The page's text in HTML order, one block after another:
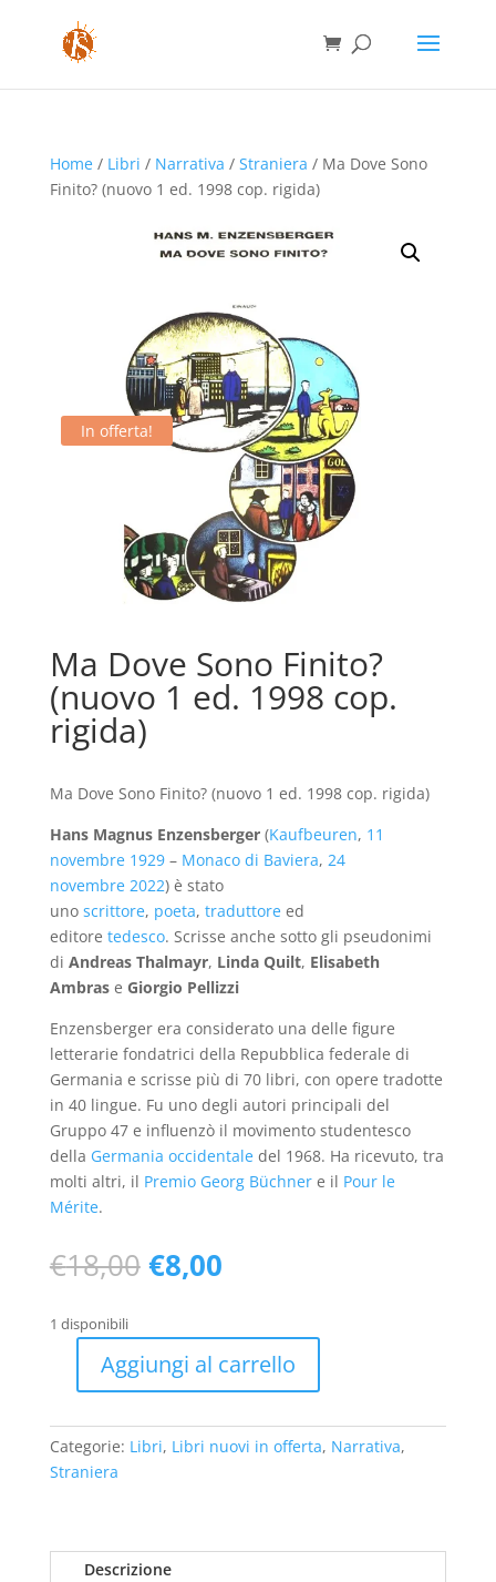
Home/ Libri / Narrativa / Straniera / Ma Dove Sono
Finito? (nuovo 1 ed. 1998 cop. rigida)
In offerta!
Ma Dove Sono Finito?
(nuovo 1 ed. 1998 cop.
rigida)
Ma Dove Sono Finito? (nuovo 1 ed. 1998 cop. rigida)
Hans Magnus Enzensberger(Kaufbeuren, 11
novembre 1929– Monaco di Baviera, 24
novembre 2022) è stato
uno scrittore, poeta, traduttore ed
editore tedesco. Scrisse anche sotto gli pseudonimi
di Andreas Thalmayr, Linda Quilt, Elisabeth
Ambrase Giorgio Pellizzi
Enzensberger era considerato una delle figure
letterarie fondatrici della Repubblica federale di
Germania e scrisse più di 70 libri, con opere tradotte
in 40 lingue. Fu uno degli autori principali del
Gruppo 47 e influenzò il movimento studentesco
della Germania occidentaledel 1968. Ha ricevuto, tra
molti altri, il Premio Georg Büchnere il Pour le
Mérite.
€18,00 Il
prezzo
era:
€18,00.
€8,00Il
è:
€8,00.
1 disponibili
Sono
Finito?
(nuovo
1998
Aggiungi al carrello
Categorie: Libri, Libri nuovi in offerta, Narrativa,
Straniera
Descrizione